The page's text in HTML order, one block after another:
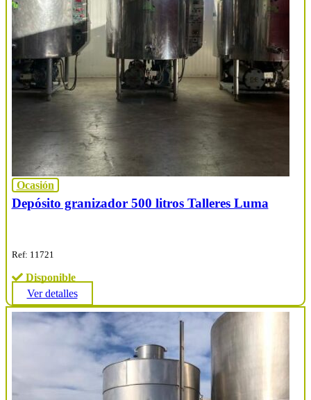
Ocasión
Depósito granizador 500 litros Talleres Luma
Ref: 11721
Disponible
Ver detalles